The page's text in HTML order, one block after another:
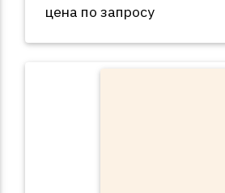
цена по запросу